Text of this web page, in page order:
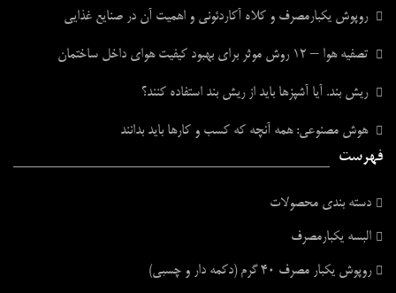
روپوش یکبارمصرف و کلاه آکاردئونی و اهمیت آن در صنایع غذایی
تصفیه هوا – ۱۲ روش موثر برای بهبود کیفیت هوای داخل ساختمان
ریش بند. آیا آشپزها باید از ریش بند استفاده کنند؟
هوش مصنوعی: همه آنچه که کسب و کارها باید بدانند
فهرست
دسته بندی محصولات
البسه یکبارمصرف
روپوش یکبار مصرف ۴۰ گرم (دکمه دار و چسبی)